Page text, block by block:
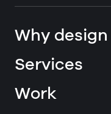
Why design
Services
Work